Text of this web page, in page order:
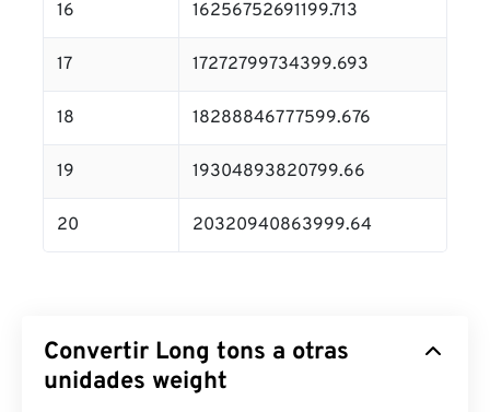
16 16256752691199.713
17 17272799734399.693
18 18288846777599.676
19 19304893820799.66
20 20320940863999.64
Convertir Long tons a otras
unidades weight